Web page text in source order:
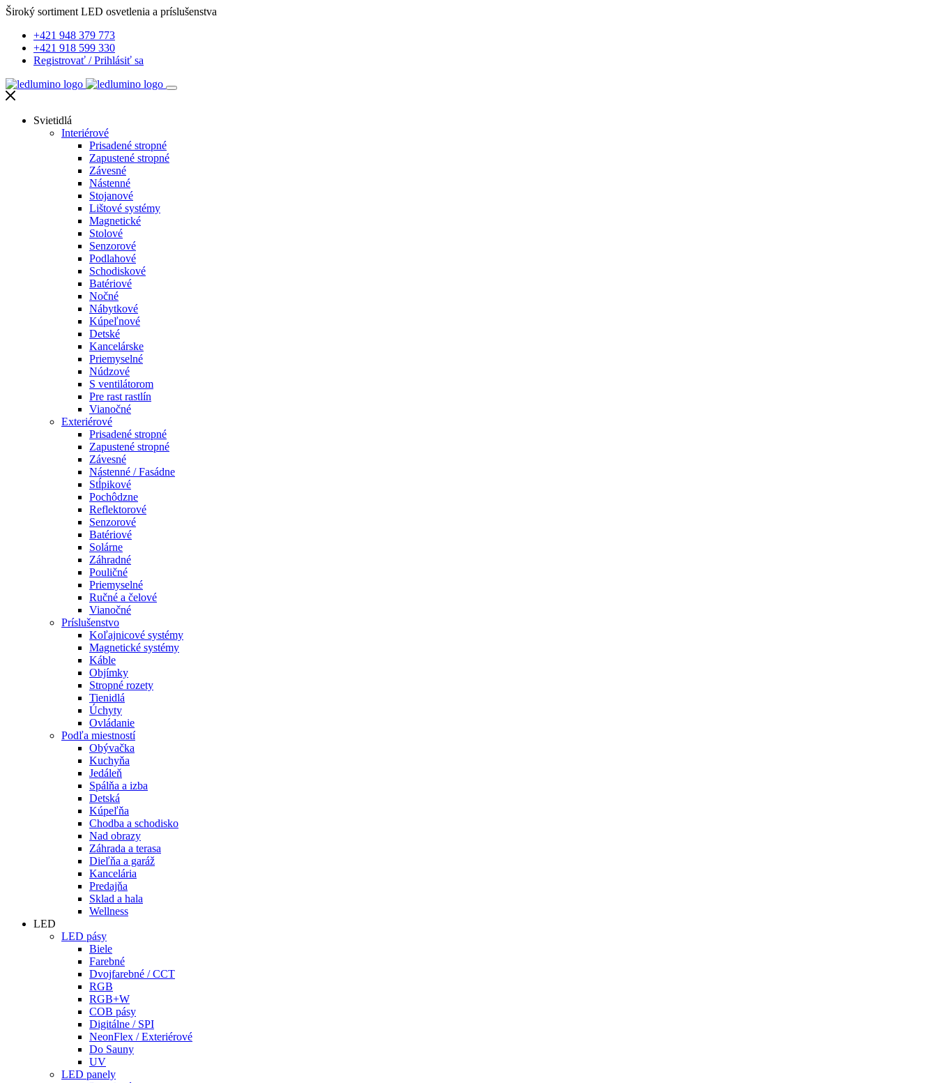
Široký sortiment LED osvetlenia a príslušenstva
+421 948 379 773
+421 918 599 330
Registrovať /Prihlásiť sa
Svietidlá
Interiérové
Prisadené stropné
Zapustené stropné
Závesné
Nástenné
Stojanové
Lištové systémy
Magnetické
Stolové
Senzorové
Podlahové
Schodiskové
Batériové
Nočné
Nábytkové
Kúpeľnové
Detské
Kancelárske
Priemyselné
Núdzové
S ventilátorom
Pre rast rastlín
Vianočné
Exteriérové
Prisadené stropné
Zapustené stropné
Závesné
Nástenné / Fasádne
Stĺpikové
Pochôdzne
Reflektorové
Senzorové
Batériové
Solárne
Záhradné
Pouličné
Priemyselné
Ručné a čelové
Vianočné
Príslušenstvo
Koľajnicové systémy
Magnetické systémy
Káble
Objímky
Stropné rozety
Tienidlá
Úchyty
Ovládanie
Podľa miestností
Obývačka
Kuchyňa
Jedáleň
Spálňa a izba
Detská
Kúpeľňa
Chodba a schodisko
Nad obrazy
Záhrada a terasa
Dieľňa a garáž
Kancelária
Predajňa
Sklad a hala
Wellness
LED
LED pásy
Biele
Farebné
Dvojfarebné / CCT
RGB
RGB+W
COB pásy
Digitálne / SPI
NeonFlex / Exteriérové
Do Sauny
UV
LED panely